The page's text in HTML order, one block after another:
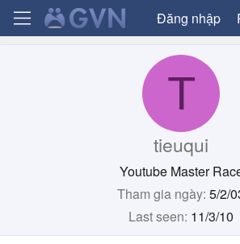
Đăng nhập
T
tieuqui
Youtube Master
Tham gia ngày 5/2/
Last seen 11/3/10